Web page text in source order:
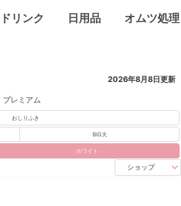
ドリンク 日用品 オムツ処理
2026年8月8日更新
プレミアム
おしりふき
BIG大
ホワイト
ショップ